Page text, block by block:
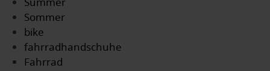
Sommer
bike
fahrradhandschuhe
Fahrrad